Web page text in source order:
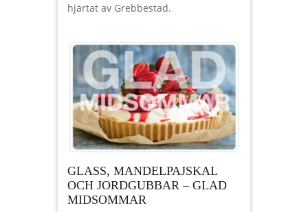
hjärtat av Grebbestad.
GLASS, MANDELPAJSKAL
OCH JORDGUBBAR – GLAD
MIDSOMMAR